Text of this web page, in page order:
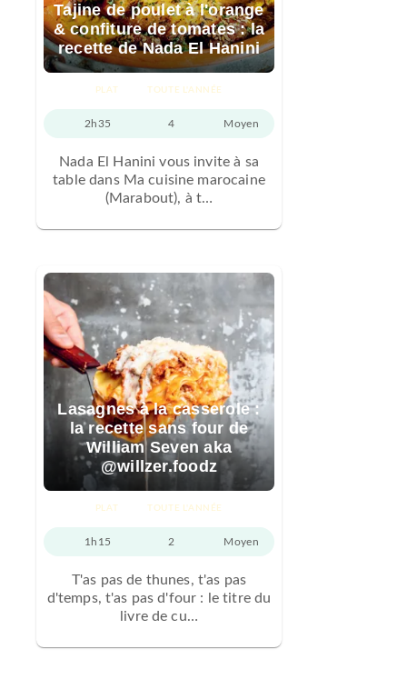
Tajine de poulet à l'orange
& confiture de tomates : la
recette de Nada El Hanini
PLAT TOUTE L'ANNÉE
2h35 4 Moyen
Nada El Hanini vous invite à sa
table dans Ma cuisine marocaine
(Marabout), à t…
Lasagnes à la casserole :
la recette sans four de
William Seven aka
@willzer.foodz
PLAT TOUTE L'ANNÉE
1h15 2 Moyen
T'as pas de thunes, t'as pas
d'temps, t'as pas d'four : le titre du
livre de cu…